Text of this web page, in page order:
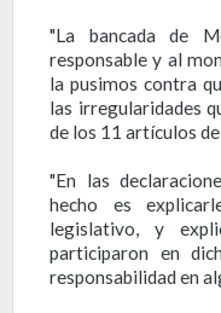
"La bancada de
responsable y al
la pusimos contra
las irregularidades
de los 11 artículos
"En las
hecho es
legislativo, y
participaron en
responsabilidad en